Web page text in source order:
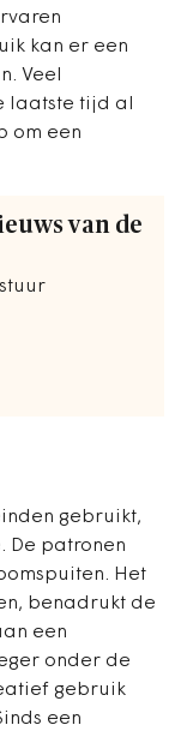
kan er een
Veel
laatste tijd al
om een
van de
gebruikt,
De patronen
Het
benadrukt de
een
onder de
gebruik
een